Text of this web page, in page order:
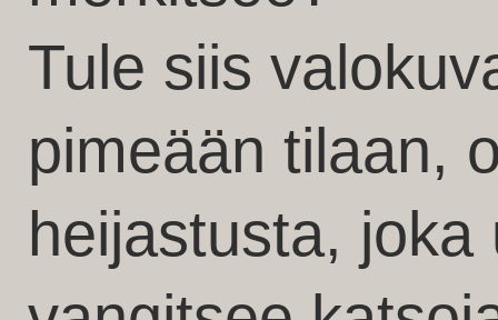
Tule siis
pimeään tilaan,
heijastusta,